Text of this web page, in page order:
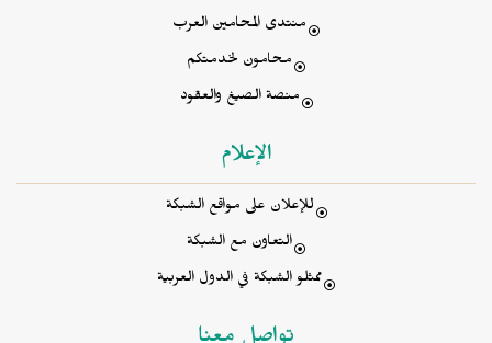
منتدى المحامين العرب
محامون لخدمتكم
منصة الصيغ والعقود
الإعلام
للإعلان على مواقع الشبكة
التعاون مع الشبكة
ممثلو الشبكة في الدول العربية